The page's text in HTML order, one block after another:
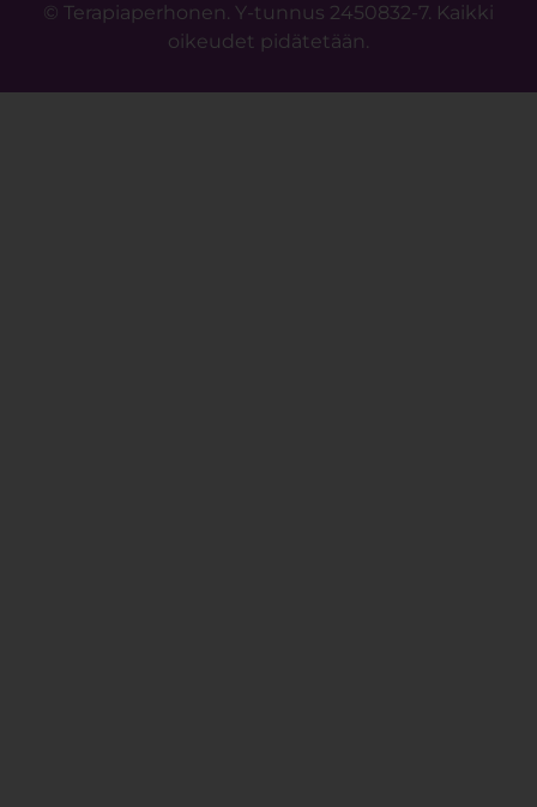
© Terapiaperhonen. Y-tunnus 2450832-7. Kaikki
oikeudet pidätetään.